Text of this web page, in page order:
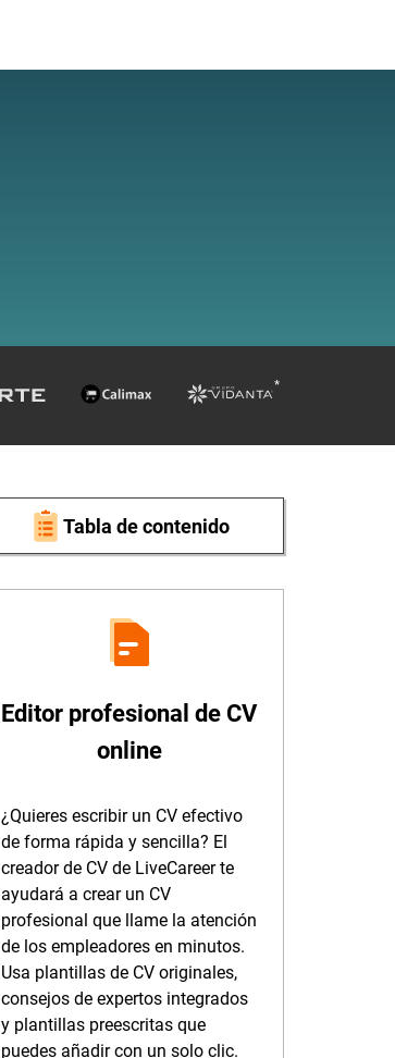
Tabla de contenido
Editor profesional de CV
online
¿Quieres escribir un CV efectivo
de forma rápida y sencilla? El
creador de CV de LiveCareer te
ayudará a crear un CV
profesional que llame la atención
de los empleadores en minutos.
Usa plantillas de CV originales,
consejos de expertos integrados
y plantillas preescritas que
puedes añadir con un solo clic.